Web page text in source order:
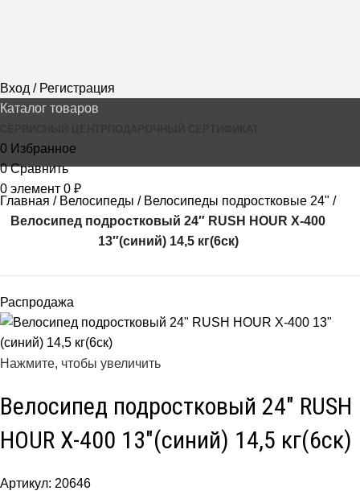
Вход / Регистрация
Каталог товаров
0 Избранное
0 Сравнить
0 элемент 0 ₽
Главная
Велосипеды
Велосипеды подростковые 24"
Велосипед подростковый 24″ RUSH HOUR X-400
13″(синий) 14,5 кг(6ск)
Распродажа
Нажмите, чтобы увеличить
Велосипед подростковый 24″ RUSH
HOUR X-400 13″(синий) 14,5 кг(6ск)
Артикул: 20646